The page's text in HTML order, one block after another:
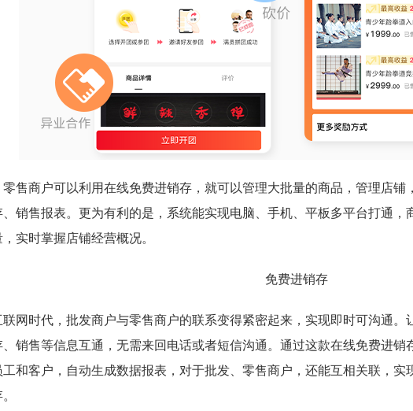
零售商户可以利用在线免费进销存 ，就可以管理大批量的商品，管理店
销售报表。更为有利的是，系统能实现电脑、手机、平板多平台打通
实时掌握店铺经营概况。
联网时代，批发商户与零售商户的联系变得紧密起来，实现即时可沟通。
销售等信息互通，无需来回电话或者短信沟通。通过这款在线免费进销
和客户，自动生成数据报表，对于批发、零售商户，还能互相关联，